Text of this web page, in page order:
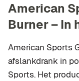
American
Burner – In
American Sports
afslankdrank in
Sports. Het